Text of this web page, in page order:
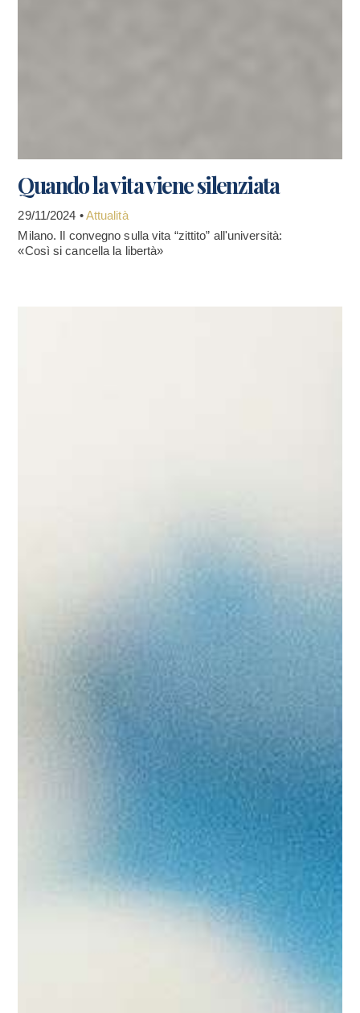
Quando la vita viene silenziata
29/11/2024 •Attualità
Milano. Il convegno sulla vita “zittito” all'università:
«Così si cancella la libertà»